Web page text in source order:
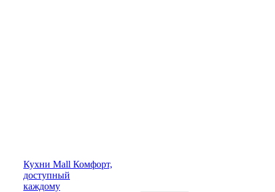
Кухни Mall Комфорт,
доступный
каждому